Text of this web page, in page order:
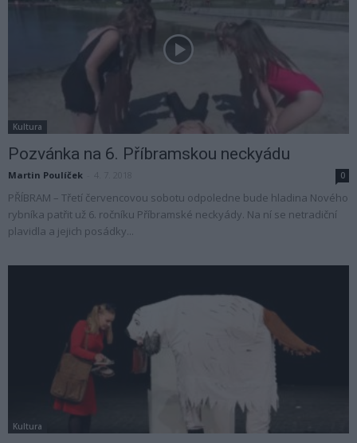
Kultura
Pozvánka na 6. Příbramskou neckyádu
Martin Poulíček 0
PŘÍBRAM – Třetí červencovou sobotu odpoledne bude hladina Nového
rybníka patřit už 6. ročníku Příbramské neckyády. Na ní se netradiční
plavidla a jejich posádky...
Kultura